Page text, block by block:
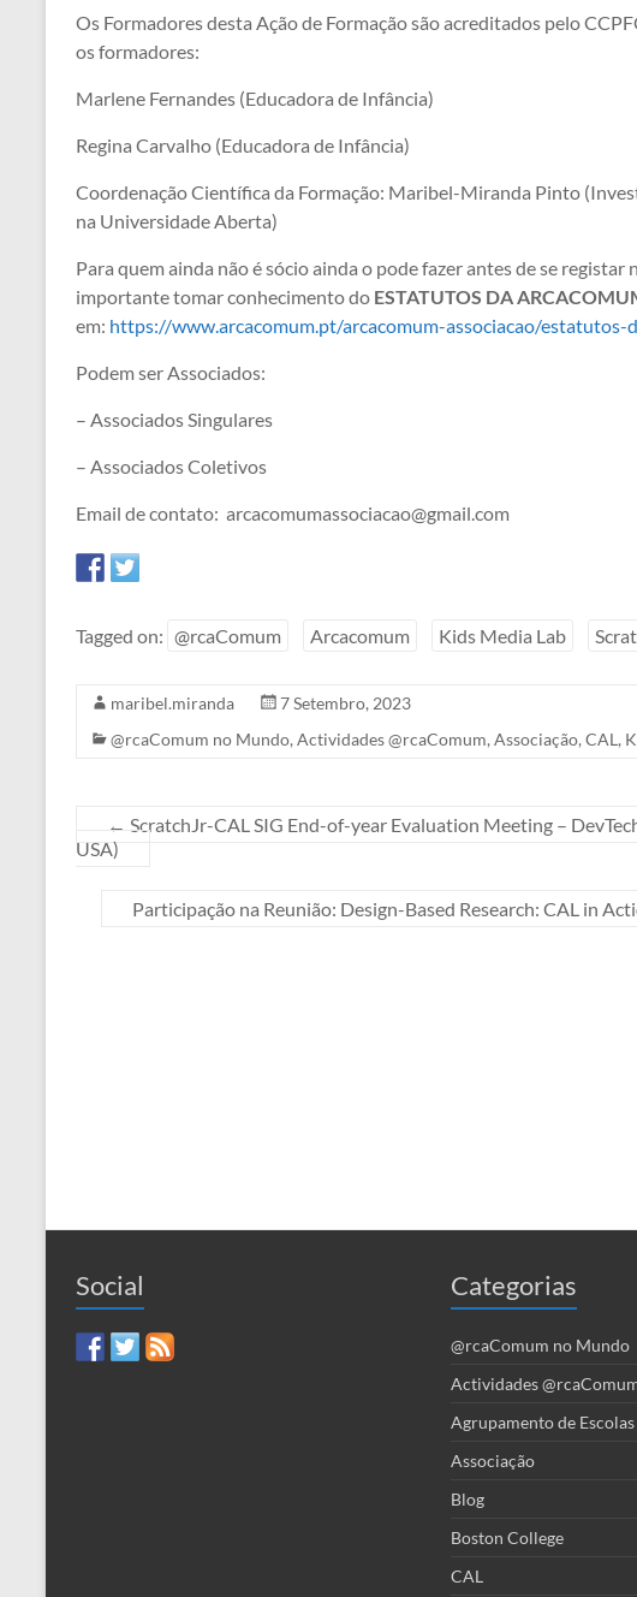
Os Formadores desta Ação de Formação são acreditados pelo
os formadores:
Marlene Fernandes (Educadora de Infância)
Regina Carvalho (Educadora de Infância)
Coordenação Científica da Formação: Maribel-Miranda Pinto
na Universidade Aberta)
Para quem ainda não é sócio ainda o pode fazer antes de se
importante tomar conhecimento do ESTATUTOS DA
em: https://www.arcacomum.pt/arcacomum-associacao/estatutos-
Podem ser Associados:
– Associados Singulares
– Associados Coletivos
Email de contato: arcacomumassociacao@gmail.com
Tagged on: @rcaComum Arcacomum Kids Media Lab
maribel.miranda
7 Setembro, 2023
@rcaComum no Mundo, Actividades @rcaComum, Associação, CAL ,
← ScratchJr-CAL SIG End-of-year Evaluation Meeting –
USA)
Participação na Reunião: Design-Based Research: CAL in
Social Categorias
@rcaComum no Mundo
Actividades
Agrupamento de
Associação
Blog
Boston College
CAL